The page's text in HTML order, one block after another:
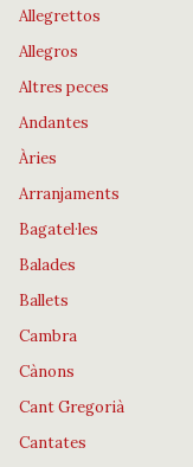
Allegrettos
Allegros
Altres peces
Andantes
Àries
Arranjaments
Bagatel·les
Balades
Ballets
Cambra
Cànons
Cant Gregorià
Cantates